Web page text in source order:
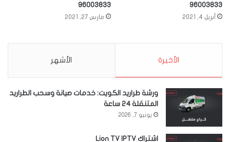
96003833
أبريل 4, 2021
96003833
مارس 27, 2021
الأخيرة الأشهر
ورشة طراريد الكويت: خدمات صيانة وسحب الطراريد
المتنقلة 24 ساعة
يونيو 7, 2026
اشتراك Lion TV IPTV